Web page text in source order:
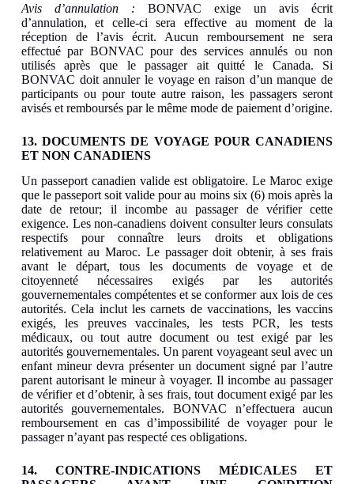
Avis d’annulation : BONVAC exige un avis écrit
d’annulation, et celle-ci sera effective au moment de la
réception de l’avis écrit. Aucun remboursement ne sera
effectué par BONVAC pour des services annulés ou non
utilisés après que le passager ait quitté le Canada. Si
BONVAC doit annuler le voyage en raison d’un manque de
participants ou pour toute autre raison, les passagers seront
avisés et remboursés par le même mode de paiement d’origine.
13. DOCUMENTS DE VOYAGE POUR CANADIENS
ET NON CANADIENS
Un passeport canadien valide est obligatoire. Le Maroc exige
que le passeport soit valide pour au moins six (6) mois après la
date de retour; il incombe au passager de vérifier cette
exigence. Les non-canadiens doivent consulter leurs consulats
respectifs pour connaître leurs droits et obligations
relativement au Maroc. Le passager doit obtenir, à ses frais
avant le départ, tous les documents de voyage et de
citoyenneté nécessaires exigés par les autorités
gouvernementales compétentes et se conformer aux lois de ces
autorités. Cela inclut les carnets de vaccinations, les vaccins
exigés, les preuves vaccinales, les tests PCR, les tests
médicaux, ou tout autre document ou test exigé par les
autorités gouvernementales. Un parent voyageant seul avec un
enfant mineur devra présenter un document signé par l’autre
parent autorisant le mineur à voyager. Il incombe au passager
de vérifier et d’obtenir, à ses frais, tout document exigé par les
autorités gouvernementales. BONVAC n’effectuera aucun
remboursement en cas d’impossibilité de voyager pour le
passager n’ayant pas respecté ces obligations.
14. CONTRE-INDICATIONS MÉDICALES ET